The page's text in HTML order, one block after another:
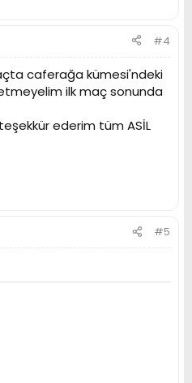
#4
caferağa kümesi'ndeki
etmeyelim ilk maç sonunda
ederim tüm ASİL
#5